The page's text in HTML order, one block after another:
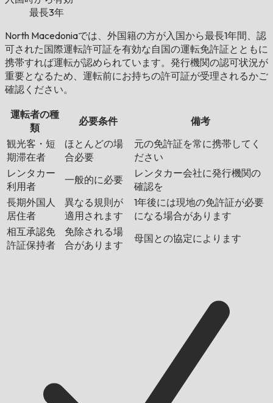
最長3年
North Macedoniaでは、外国籍の方が入国から最長1年間、認
可された国際運転許可証を有効な自国の運転免許証とともに
携帯すれば運転が認められています。発行機関の認可状況が
重要となるため、運転前にお持ちの許可証が受理されるかご
確認ください。
運転者の種
類
必要条件
備考
観光客・短
期滞在者
ほとんどの場
合必要
元の免許証を常に携帯してく
ださい
レンタカー
利用者
一般的に必要
レンタカー会社に発行機関の
確認を
長期外国人
居住者
異なる規則が
適用されます
1年後には現地の免許証が必要
になる場合があります
相互承認免
許証保持者
免除される場
合があります
母国との協定によります